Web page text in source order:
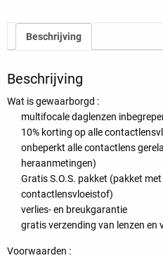
Beschrijving
Beschrijving
Wat is gewaarborgd :
multifocale daglenzen
10% korting op alle
onbeperkt alle contactlens
heraanmetingen)
Gratis S.O.S. pakket (pakket
contactlensvloeistof)
verlies- en breukgarantie
gratis verzending van lenzen en
Voorwaarden :